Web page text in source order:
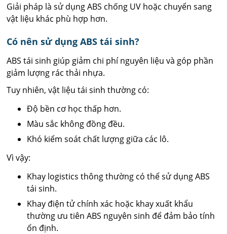
Giải pháp là sử dụng ABS chống UV hoặc chuyển sang
vật liệu khác phù hợp hơn.
Có nên sử dụng ABS tái sinh?
ABS tái sinh giúp giảm chi phí nguyên liệu và góp phần
giảm lượng rác thải nhựa.
Tuy nhiên, vật liệu tái sinh thường có:
Độ bền cơ học thấp hơn.
Màu sắc không đồng đều.
Khó kiểm soát chất lượng giữa các lô.
Vì vậy:
Khay logistics thông thường có thể sử dụng ABS
tái sinh.
Khay điện tử chính xác hoặc khay xuất khẩu
thường ưu tiên ABS nguyên sinh để đảm bảo tính
ổn định.